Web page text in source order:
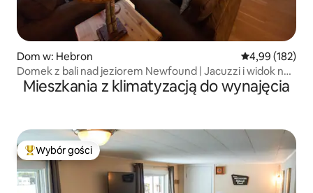
Dom w: Hebron Średnia
4,99 (182)
Domek z bali nad jeziorem Newfound | Jacuzzi i widok na
jezioro
Mieszkania z klimatyzacją do wynajęcia
Najpopularniejsze z kategorii Wybór gości
Wybór gości